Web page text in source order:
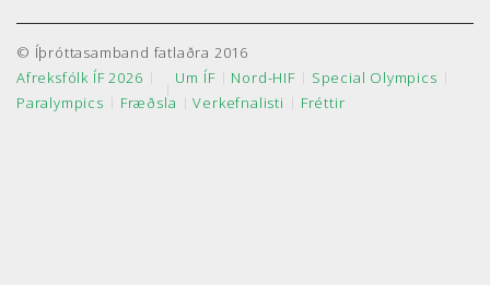
© Íþróttasamband fatlaðra 2016
Afreksfólk ÍF 2026
Um ÍF Nord-HIF
Special Olympics
Paralympics
Fræðsla Verkefnalisti Fréttir